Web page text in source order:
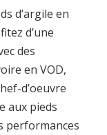
d’argile en
d’une
des
en VOD,
d’oeuvre
aux pieds
performances